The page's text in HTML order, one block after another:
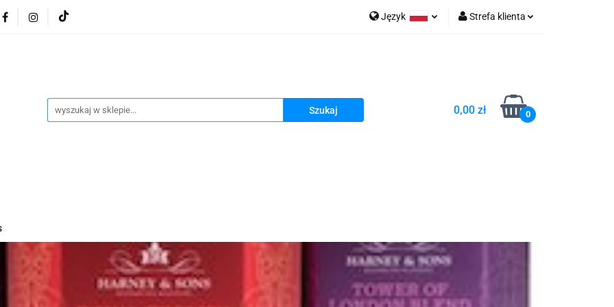
Język Strefa klienta
Dodaj zgłoszenie
Zgody cookies
0,00 zł 0
Dr.Sea
Artykuły koszerne Akwarele Bartłomiej Michałowski Kawa Kuzmir Cafe
Pamiątki z Izraela Health&Beauty Dead Sea Minerals Pachnidła Nałęczowskie Kwiaty
z Morza Martwego Kosmetyki z Morza Martwego Sea of Spa
Biżuteria By Dziubeka Kosmetyki H&b
Izraela Health&Beauty Dead Sea Minerals